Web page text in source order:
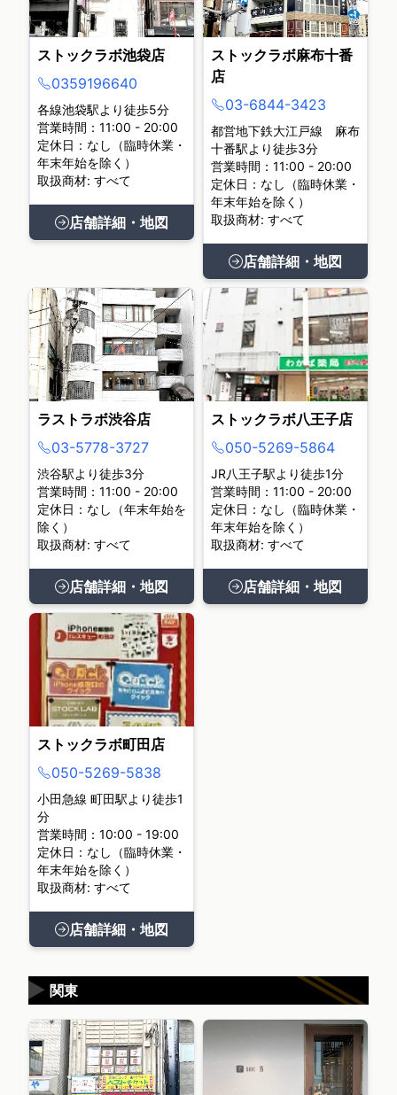
ストックラボ池袋店
0359196640
各線池袋駅より徒歩5分
営業時間：11:00 - 20:00
定休日：なし（臨時休業・
年末年始を除く）
取扱商材: すべて
店舗詳細・地図
ストックラボ麻布十番
店
03-6844-3423
都営地下鉄大江戸線 麻布
十番駅より徒歩3分
営業時間：11:00 - 20:00
定休日：なし（臨時休業・
年末年始を除く）
取扱商材: すべて
店舗詳細・地図
ラストラボ渋谷店
03-5778-3727
渋谷駅より徒歩3分
営業時間：11:00 - 20:00
定休日：なし（年末年始を
除く）
取扱商材: すべて
店舗詳細・地図
ストックラボ八王子店
050-5269-5864
JR八王子駅より徒歩1分
営業時間：11:00 - 20:00
定休日：なし（臨時休業・
年末年始を除く）
取扱商材: すべて
店舗詳細・地図
ストックラボ町田店
050-5269-5838
小田急線 町田駅より徒歩1
分
営業時間：10:00 - 19:00
定休日：なし（臨時休業・
年末年始を除く）
取扱商材: すべて
店舗詳細・地図
関東
▶